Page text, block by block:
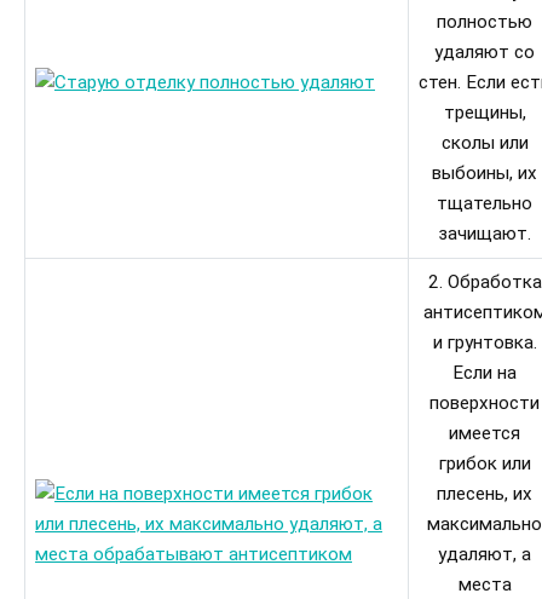
полностью
удаляют со
стен. Если
трещины,
сколы или
выбоины, их
тщательно
зачищают.
2. Обработка
и грунтовка.
Если на
поверхности
имеется
грибок или
плесень, их
максимально
удаляют, а
места